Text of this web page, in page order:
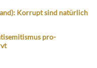
Korrupt sind natürlich
pro-